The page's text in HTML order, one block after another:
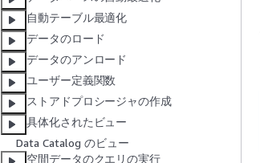
自動テーブル最適化
データのロード
データのアンロード
ユーザー定義関数
ストアドプロシージャの作成
具体化されたビュー
Data Catalog のビュー
空間データのクエリの実行